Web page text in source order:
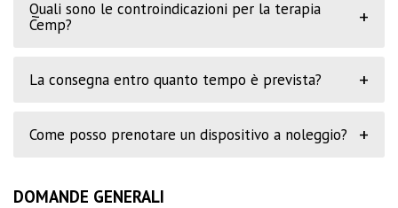
Quali sono le controindicazioni per la terapia
Cemp?
+
La consegna entro quanto tempo è prevista? +
Come posso prenotare un dispositivo a noleggio? +
DOMANDE GENERALI